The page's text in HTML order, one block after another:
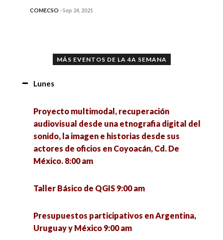
COMECSO -Sep 24, 2021
MÁS EVENTOS DE LA 4A SEMANA
Lunes
Proyecto multimodal, recuperación
audiovisual desde una etnografia digital del
sonido, la imagen e historias desde sus
actores de oficios en Coyoacán, Cd. De
México. 8:00 am
Taller Básico de QGIS 9:00 am
Presupuestos participativos en Argentina,
Uruguay y México 9:00 am